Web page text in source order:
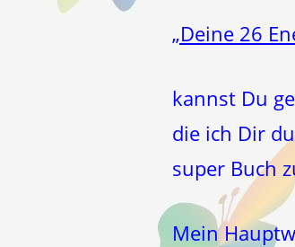
„Deine 26
kannst Du
die ich Dir
super Buch
Mein